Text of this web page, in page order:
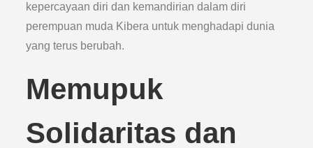
kepercayaan diri dan kemandirian dalam diri
perempuan muda Kibera untuk menghadapi dunia
yang terus berubah.
Memupuk
Solidaritas dan